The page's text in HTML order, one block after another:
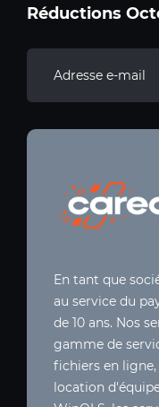
Réductions
En tant que
au service du
de 10 ans. Nos
gamme de
fichiers en ligne,
location